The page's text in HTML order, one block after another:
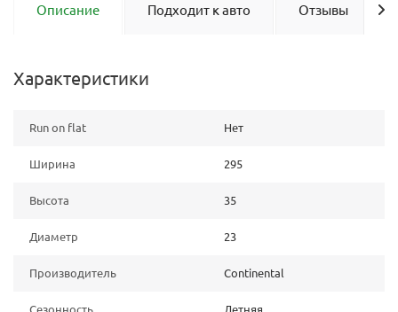
Описание Подходит к авто Отзывы
Характеристики
Run on flat Нет
Ширина 295
Высота 35
Диаметр 23
Производитель Continental
Сезонность Летняя